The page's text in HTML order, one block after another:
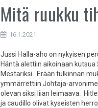
Mitä ruukku
16.1.2021
Jussi Halla-aho on nykyisen
Häntä alettiin aikoinaan
Mestariksi. Erään tulkinnan
ymmärrettiin Johtaja-
olevan siksi liian leimaava.
ja caudillo olivat kyseisten